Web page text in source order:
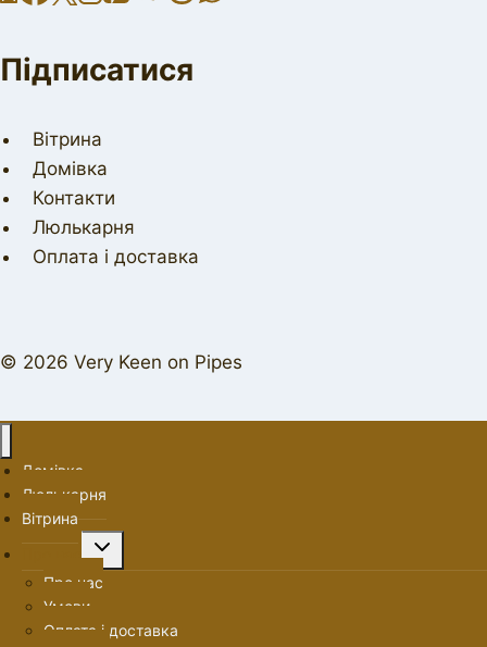
Підписатися
Вітрина
Домівка
Контакти
Люлькарня
Оплата і доставка
© 2026 Very Keen on Pipes
Домівка
Люлькарня
Вітрина
Перемкнути
меню
нащадка
Про нас
Умови
Оплата і доставка